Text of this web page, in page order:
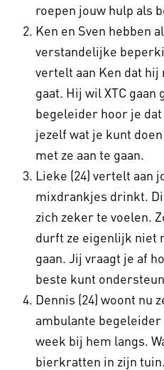
roepen jouw hulp als
Ken en Sven hebben
verstandelijke
vertelt aan Ken dat hij
gaat. Hij wil XTC gaan
begeleider hoor je
jezelf wat je kunt
met ze aan te gaan.
Lieke (24) vertelt aan
mixdrankjes drinkt.
zich zeker te voelen.
durft ze eigenlijk niet
gaan. Jij vraagt je af
beste kunt
Dennis (24) woont nu
ambulante
week bij hem langs.
bierkratten in zijn